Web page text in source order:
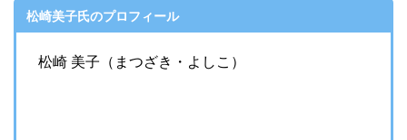
松崎美子氏のプロフィール
松崎 美子（まつざき・よしこ）